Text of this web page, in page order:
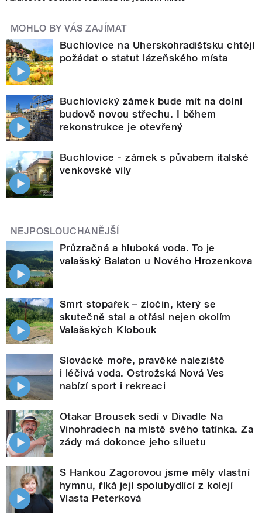
MOHLO BY VÁS ZAJÍMAT
Buchlovice na Uherskohradišťsku chtějí
požádat o statut lázeňského místa
Buchlovický zámek bude mít na dolní
budově novou střechu. I během
rekonstrukce je otevřený
Buchlovice - zámek s půvabem italské
venkovské vily
NEJPOSLOUCHANĚJŠÍ
Průzračná a hluboká voda. To je
valašský Balaton u Nového Hrozenkova
Smrt stopařek – zločin, který se
skutečně stal a otřásl nejen okolím
Valašských Klobouk
Slovácké moře, pravěké naleziště
i léčivá voda. Ostrožská Nová Ves
nabízí sport i rekreaci
Otakar Brousek sedí v Divadle Na
Vinohradech na místě svého tatínka. Za
zády má dokonce jeho siluetu
S Hankou Zagorovou jsme měly vlastní
hymnu, říká její spolubydlící z kolejí
Vlasta Peterková